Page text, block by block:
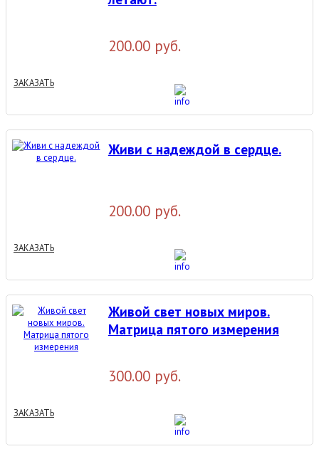
200.00 руб.
ЗАКАЗАТЬ
Живи с надеждой в сердце.
200.00 руб.
ЗАКАЗАТЬ
Живой свет новых миров.
Матрица пятого измерения
300.00 руб.
ЗАКАЗАТЬ